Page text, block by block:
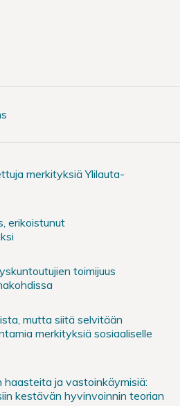
merkityksiä Ylilauta-
erikoistunut
toimijuus
mutta siitä selvitään
merkityksiä sosiaaliselle
haasteita ja vastoinkäymisiä:
kestävän hyvinvoinnin teorian